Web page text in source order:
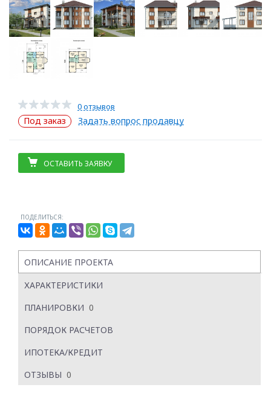
0 отзывов
Под заказ Задать вопрос продавцу
ОСТАВИТЬ ЗАЯВКУ
ПОДЕЛИТЬСЯ:
ОПИСАНИЕ ПРОЕКТА
ХАРАКТЕРИСТИКИ
ПЛАНИРОВКИ 0
ПОРЯДОК РАСЧЕТОВ
ИПОТЕКА/КРЕДИТ
ОТЗЫВЫ 0